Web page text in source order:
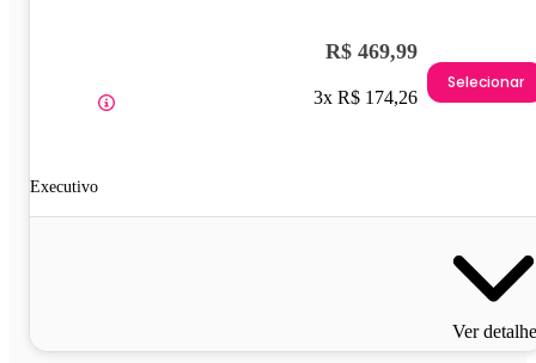
Executivo
R$ 469,99
3x R$ 174,26
Selecionar
Ver